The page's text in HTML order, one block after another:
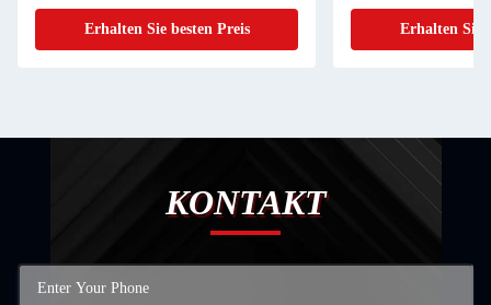
Erhalten Sie besten Preis
Angstfreigabe
Erhalten Sie
KONTAKT